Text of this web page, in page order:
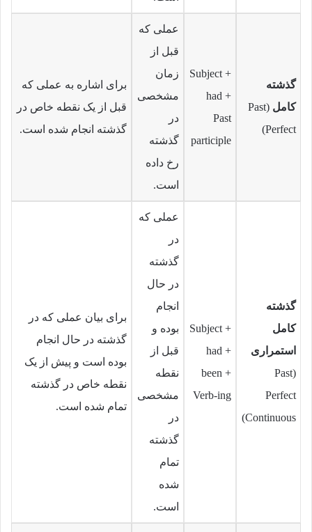
گذشته
کامل
(Past
Perfect)
Subject +
had +
Past
participle
عملی که
قبل از
زمان
مشخصی
در
گذشته
رخ داده
است.
برای اشاره به عملی که
قبل از یک نقطه خاص در
گذشته انجام شده است.
گذشته
کامل
استمراری
(Past
Perfect
Continuous)
Subject +
had +
been +
Verb-ing
عملی که
در
گذشته
در حال
انجام
بوده و
قبل از
نقطه
مشخصی
در
گذشته
تمام
شده
است.
برای بیان عملی که در
گذشته در حال انجام
بوده است و پیش از یک
نقطه خاص در گذشته
تمام شده است.